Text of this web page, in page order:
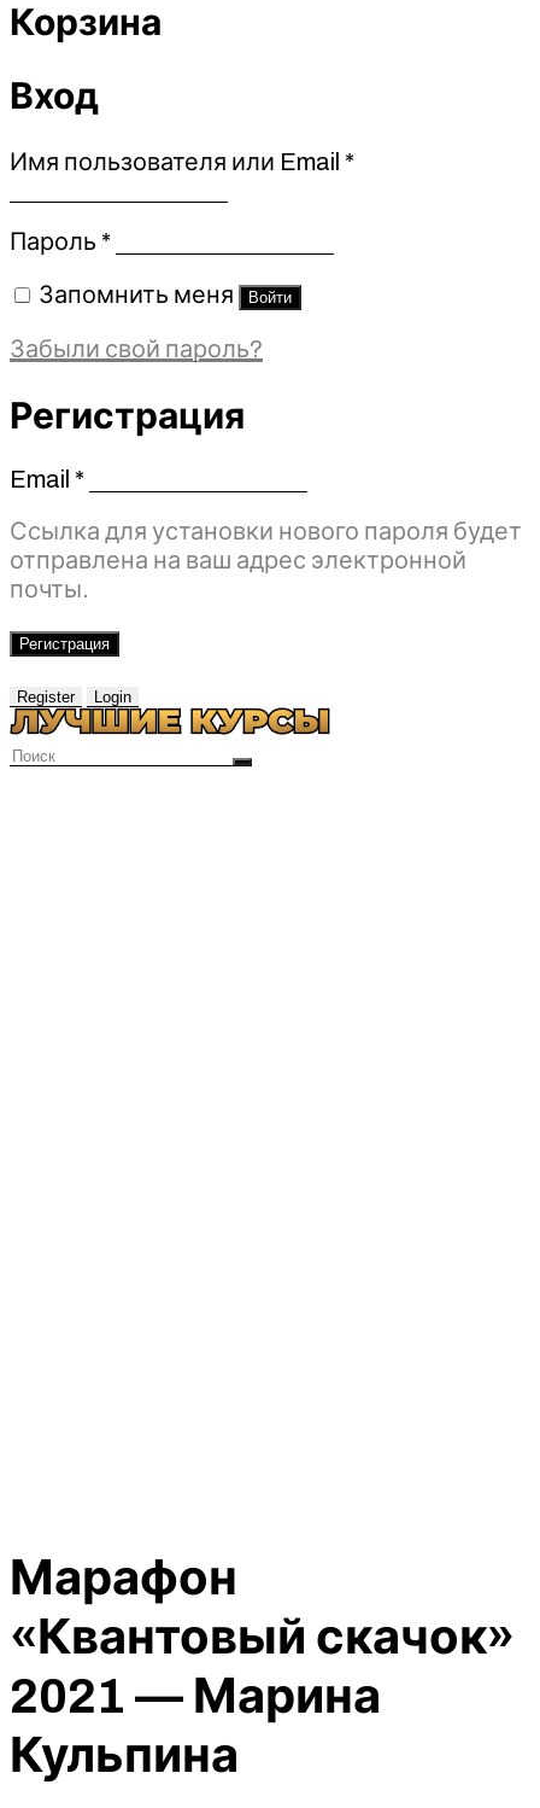
Корзина
Вход
Имя пользователя или Email *Обязательно
Пароль *Обязательно
Запомнить меня Войти
Забыли свой пароль?
Регистрация
Email *Обязательно
Ссылка для установки нового пароля будет
отправлена ​​на ваш адрес электронной
почты.
Регистрация
Register Login
Марафон
«Квантовый скачок»
2021 — Марина
Кульпина